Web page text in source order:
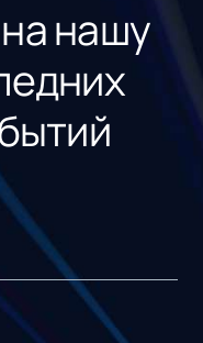
нашу